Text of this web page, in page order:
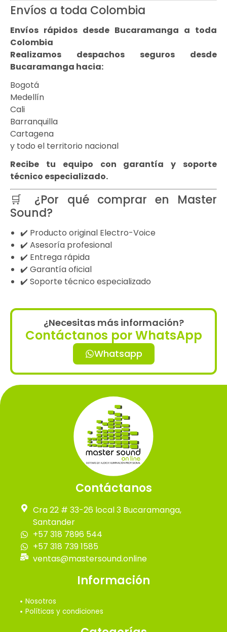
Envíos a toda Colombia
Envíos rápidos desde Bucaramanga a toda
Colombia
Realizamos despachos seguros desde
Bucaramanga hacia:
Bogotá
Medellín
Cali
Barranquilla
Cartagena
y todo el territorio nacional
Recibe tu equipo con garantía y soporte
técnico especializado.
🛒 ¿Por qué comprar en Master
Sound?
✔️ Producto original Electro-Voice
✔️ Asesoría profesional
✔️ Entrega rápida
✔️ Garantía oficial
✔️ Soporte técnico especializado
¿Necesitas más información?
Contáctanos por WhatsApp
Whatsapp
Contáctanos
Cra 22 # 33-26 local 3 Bucaramanga,
Santander
+57 318 7896 544
+57 318 739 1585
ventas@mastersound.online
Información
Nosotros
Políticas y condiciones